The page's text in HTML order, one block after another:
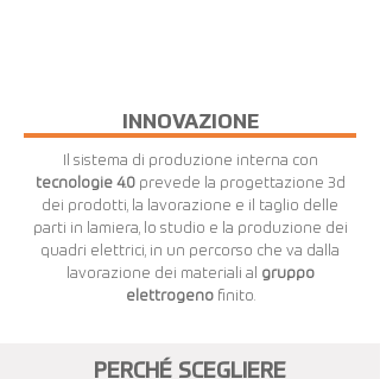
INNOVAZIONE
Il sistema di produzione interna con
tecnologie 4.0prevede la progettazione 3d
dei prodotti, la lavorazione e il taglio delle
parti in lamiera, lo studio e la produzione dei
quadri elettrici, in un percorso che va dalla
lavorazione dei materiali al
gruppo
elettrogenofinito.
PERCHÉ SCEGLIERE